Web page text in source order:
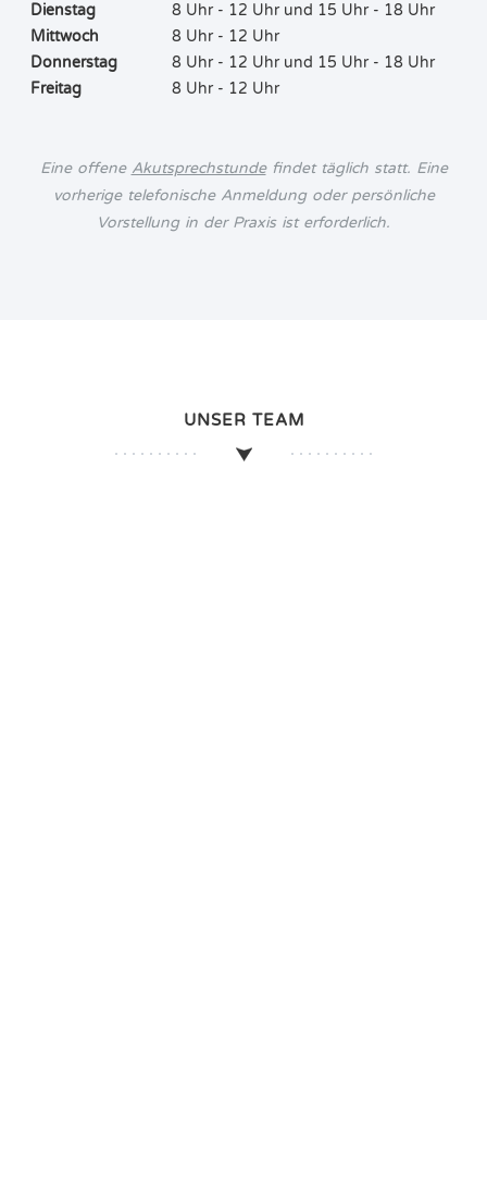
Dienstag
8 Uhr - 12 Uhr und 15 Uhr - 18 Uhr
Mittwoch
8 Uhr - 12 Uhr
Donnerstag
8 Uhr - 12 Uhr und 15 Uhr - 18 Uhr
Freitag
8 Uhr - 12 Uhr
Eine offene Akutsprechstundefindet täglich statt. Eine
vorherige telefonische Anmeldung oder persönliche
Vorstellung in der Praxis ist erforderlich.
UNSER TEAM